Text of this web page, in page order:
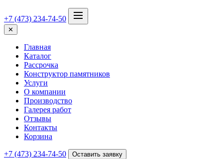
+7 (473) 234-74-50
✕
Главная
Каталог
Рассрочка
Конструктор памятников
Услуги
О компании
Производство
Галерея работ
Отзывы
Контакты
Корзина
+7 (473) 234-74-50 Оставить заявку